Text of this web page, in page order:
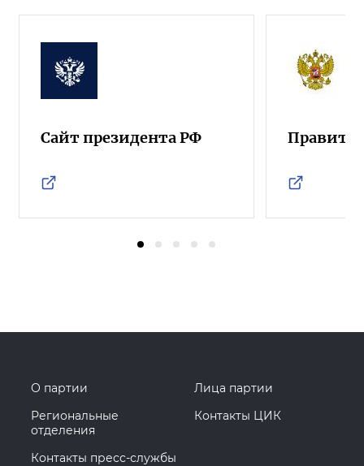
Сайт президента РФ
О партии
Лица партии
Региональные
отделения
Контакты ЦИК
Контакты пресс-службы